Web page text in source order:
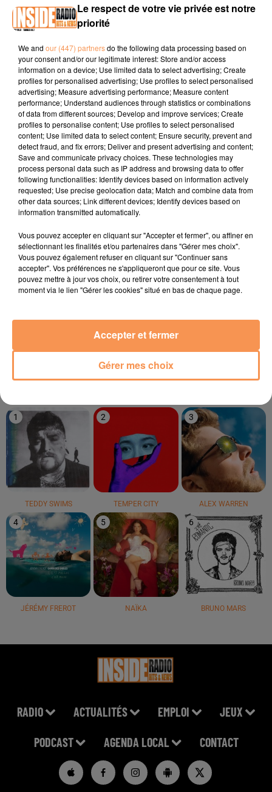
INTERVIEW DE CHRISTINE ET RODOLPHE "SHE BREAKS THE
WORLD & URBAN SUMMER FESTIVAL" À BILLÈRE
Site internet :www.billere.fr
Facebook :Ville de Billère
Instagram :@villebillere
TITRES DIFFUSÉS
19h44
19h44 19h42
19h42
RIDSA
19h37
19h37
LE TOP
1
TEDDY SWIMS
2
TEMPER CITY
3
ALEX WARREN
4
JÉRÉMY FREROT
5
NAÏKA
6
BRUNO MARS
RADIO ACTUALITÉS EMPLOI JEUX
PODCAST AGENDA LOCAL CONTACT
Le respect de votre vie privée est notre
priorité
We and our (447) partnersdo the following data processing based on
your consent and/or our legitimate interest: Store and/or access
information on a device; Use limited data to select advertising; Create
profiles for personalised advertising; Use profiles to select personalised
advertising; Measure advertising performance; Measure content
performance; Understand audiences through statistics or combinations
of data from different sources; Develop and improve services; Create
profiles to personalise content; Use profiles to select personalised
content; Use limited data to select content; Ensure security, prevent and
detect fraud, and fix errors; Deliver and present advertising and content;
Save and communicate privacy choices. These technologies may
process personal data such as IP address and browsing data to offer
following functionalities: Identify devices based on information actively
requested; Use precise geolocation data; Match and combine data from
other data sources; Link different devices; Identify devices based on
information transmitted automatically.
Vous pouvez accepter en cliquant sur "Accepter et fermer", ou affiner en
sélectionnant les finalités et/ou partenaires dans "Gérer mes choix".
Vous pouvez également refuser en cliquant sur "Continuer sans
accepter". Vos préférences ne s'appliqueront que pour ce site. Vous
pouvez mettre à jour vos choix, ou retirer votre consentement à tout
moment via le lien "Gérer les cookies" situé en bas de chaque page.
Gérer mes choix
Accepter et fermer